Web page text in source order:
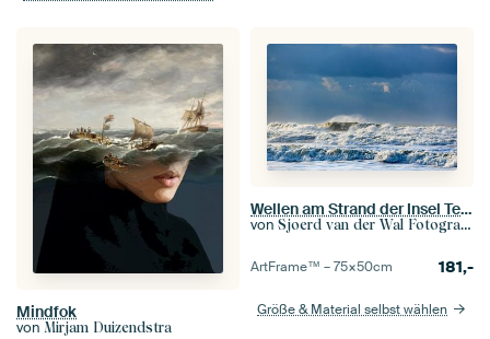
Mindfok
von Mirjam Duizendstra
Wellen am Strand der Insel Texel in der Wattenmeerregion
von Sjoerd van der Wal Fotografie
ArtFrame™ –75×50cm 181,-
Größe & Material selbst wählen